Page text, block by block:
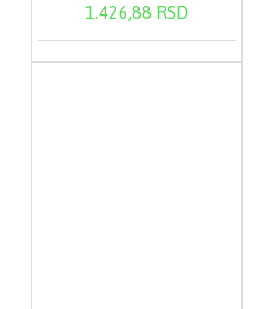
1.426,88 RSD